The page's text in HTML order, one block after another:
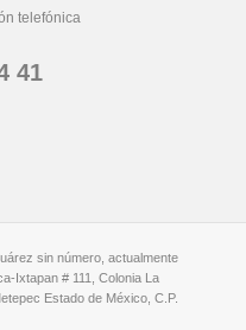
telefónica
41
sin número, actualmente
Ixtapan # 111, Colonia La
Estado de México, C.P.